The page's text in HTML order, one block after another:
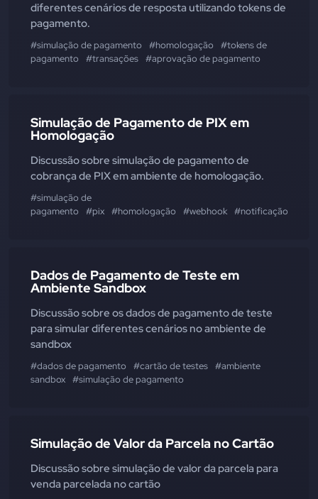
diferentes cenários de resposta utilizando tokens de
pagamento.
#simulação de pagamento #homologação
#tokens de
pagamento
#transações #aprovação de pagamento
Simulação de Pagamento de PIX em
Homologação
Discussão sobre simulação de pagamento de
cobrança de PIX em ambiente de homologação.
#simulação de
pagamento
#pix #homologação #webhook #notificação
Dados de Pagamento de Teste em
Ambiente Sandbox
Discussão sobre os dados de pagamento de teste
para simular diferentes cenários no ambiente de
sandbox
#dados de pagamento #cartão de testes #ambiente
sandbox #simulação de pagamento
Simulação de Valor da Parcela no Cartão
Discussão sobre simulação de valor da parcela para
venda parcelada no cartão